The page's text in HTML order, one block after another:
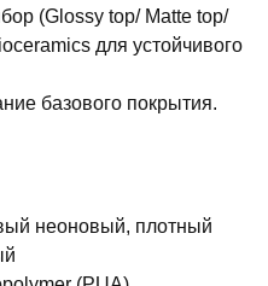
(Glossy top/ Matte top/
для устойчивого
базового покрытия.
неоновый, плотный